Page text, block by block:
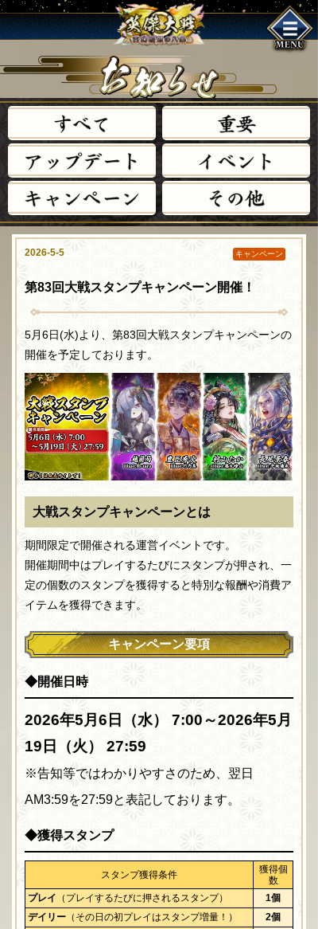
すべて 重要
アップデート イベント
キャンペーン その他
2026-5-5 キャンペーン
第83回大戦スタンプキャンペーン開催！
5月6日(水)より、第83回大戦スタンプキャンペーンの
開催を予定しております。
大戦スタンプキャンペーンとは
期間限定で開催される運営イベントです。
開催期間中はプレイするたびにスタンプが押され、一
定の個数のスタンプを獲得すると特別な報酬や消費ア
イテムを獲得できます。
キャンペーン要項
◆開催日時
2026年5月6日（水） 7:00～2026年5月
19日（火） 27:59
※告知等ではわかりやすさのため、翌日
AM3:59を27:59と表記しております。
◆獲得スタンプ
スタンプ獲得条件
獲得個
数
プレイ （プレイするたびに押されるスタンプ）
1個
デイリー （その日の初プレイはスタンプ増量！）
2個